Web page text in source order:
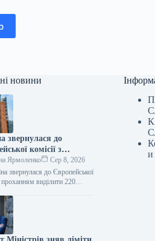
новини
звернулася до
комісії з
надати 220
євро для допомоги
сектору у зв’язку
Ярмоленко
Сер 8, 2026
звернулася до Європейської
проханням виділити 220
для компенсації відсотків за
малим…
и